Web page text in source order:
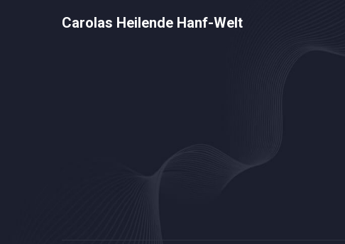
Carolas Heilende Hanf-Welt